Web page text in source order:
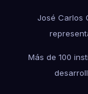
José Carlos
Más de 100